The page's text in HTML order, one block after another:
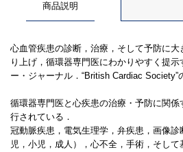
商品説明
心血管疾患の診断，治療，そして予防に
り上げ，循環器専門医にわかりやすく提
ー・ジャーナル．“British Cardiac Society”
循環器専門医と心疾患の治療・予防に関
行されている．
冠動脈疾患，電気生理学，弁疾患，画像
児，小児，成人），心不全，手術，そし